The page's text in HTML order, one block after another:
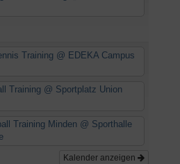
Training @ EDEKA Campus
Training @ Sportplatz Union
Training Minden @ Sporthalle
Kalender anzeigen